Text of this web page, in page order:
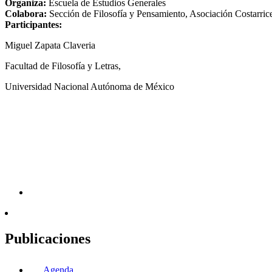
Organiza: Escuela de Estudios Generales
Colabora: Sección de Filosofía y Pensamiento, Asociación
Participantes:
Miguel Zapata Claveria
Facultad de Filosofía y Letras,
Universidad Nacional Autónoma de México
Publicaciones
Agenda